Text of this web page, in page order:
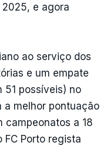
e agora
ao serviço dos
e um empate
51 possíveis) no
a melhor pontuação
campeonatos a 18
FC Porto regista